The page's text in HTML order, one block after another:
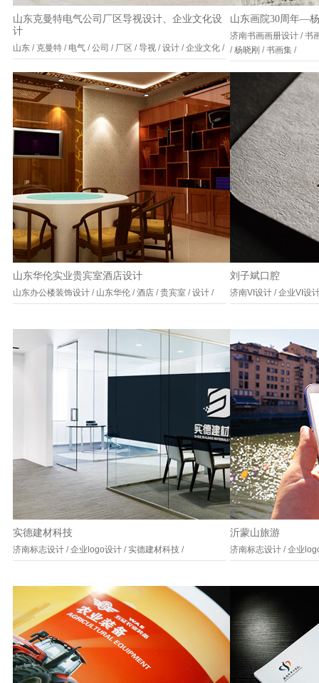
山东克曼特电气公司厂区导视设计、企业文化设
计
山东 / 克曼特 / 电气 /公司 / 厂区 /导视 /设计 /企业文化 /
山东画院30周年—
济南书画画册设计 /书
/杨晓刚 /书画集 /
山东华伦实业贵宾室酒店设计
山东办公楼装饰设计 / 山东华伦 /酒店 /贵宾室 /设计 /
刘子斌口腔
济南VI设计 /企业VI设
实德建材科技
济南标志设计 /企业logo设计 /实德建材科技 /
沂蒙山旅游
济南标志设计 /企业